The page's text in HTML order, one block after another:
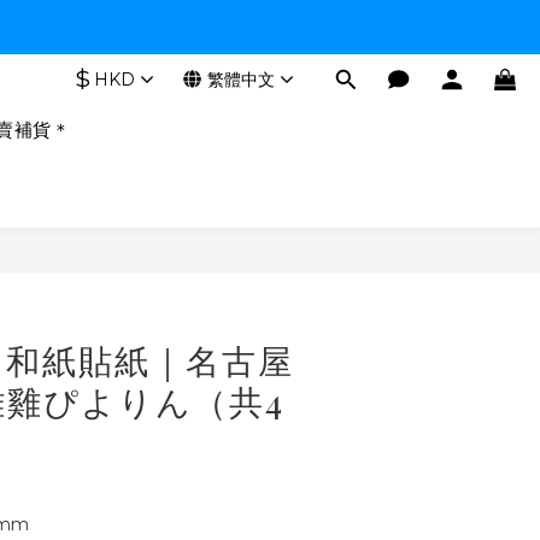
$ HKD 繁體中文
補貨＊
紙貼紙｜名古屋
ぴよりん（共4